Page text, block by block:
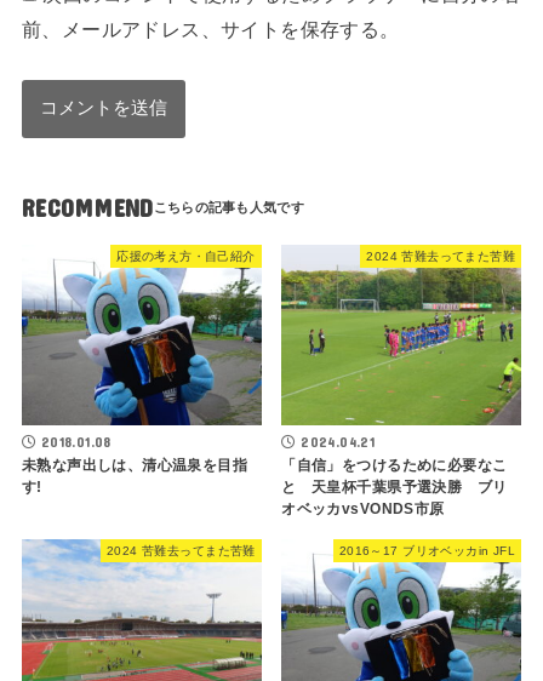
前、メールアドレス、サイトを保存する。
RECOMMEND
応援の考え方・自己紹介
2018.01.08
未熟な声出しは、清心温泉を目指
す!
2024 苦難去ってまた苦難
2024.04.21
「自信」をつけるために必要なこ
と 天皇杯千葉県予選決勝 ブリ
オベッカvsVONDS市原
2024 苦難去ってまた苦難 2016～17 ブリオベッカin JFL